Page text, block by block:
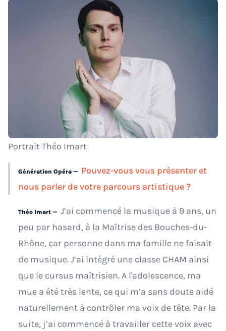
Portrait Théo Imart
Génération Opéra — Pouvez-vous vous présenter et
nous parler de votre parcours artistique ?
Théo Imart — J’ai commencé la musique à 9 ans, un
peu par hasard, à la Maîtrise des Bouches-du-
Rhône, car personne dans ma famille ne faisait
de musique. J’ai intégré une classe CHAM ainsi
que le cursus maîtrisien. A l'adolescence, ma
mue a été très lente, ce qui m’a sans doute aidé
naturellement à contrôler ma voix de tête. Par la
suite, j’ai commencé à travailler cette voix avec